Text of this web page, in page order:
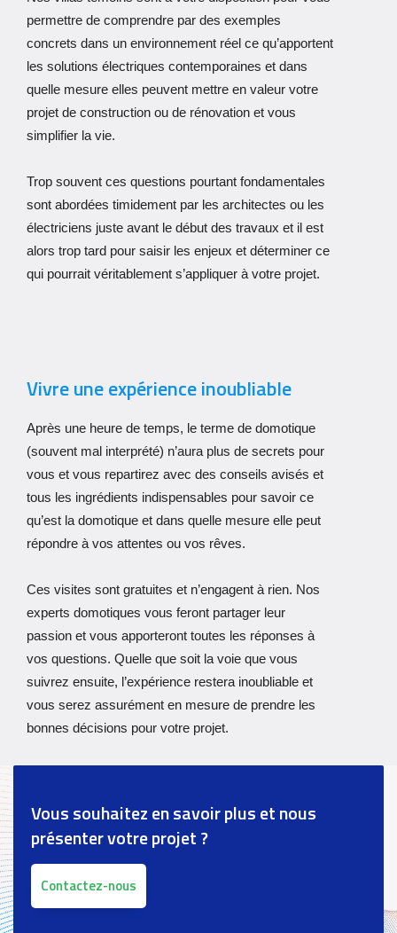
permettre de comprendre par des exemples
concrets dans un environnement réel ce qu’apportent
les solutions électriques contemporaines et dans
quelle mesure elles peuvent mettre en valeur votre
projet de construction ou de rénovation et vous
simplifier la vie.
Trop souvent ces questions pourtant fondamentales
sont abordées timidement par les architectes ou les
électriciens juste avant le début des travaux et il est
alors trop tard pour saisir les enjeux et déterminer ce
qui pourrait véritablement s’appliquer à votre projet.
Vivre une expérience inoubliable
Après une heure de temps, le terme de domotique
(souvent mal interprété) n’aura plus de secrets pour
vous et vous repartirez avec des conseils avisés et
tous les ingrédients indispensables pour savoir ce
qu’est la domotique et dans quelle mesure elle peut
répondre à vos attentes ou vos rêves.
Ces visites sont gratuites et n’engagent à rien. Nos
experts domotiques vous feront partager leur
passion et vous apporteront toutes les réponses à
vos questions. Quelle que soit la voie que vous
suivrez ensuite, l’expérience restera inoubliable et
vous serez assurément en mesure de prendre les
bonnes décisions pour votre projet.
Vous souhaitez en savoir plus et nous
présenter votre projet ?
Contactez-nous